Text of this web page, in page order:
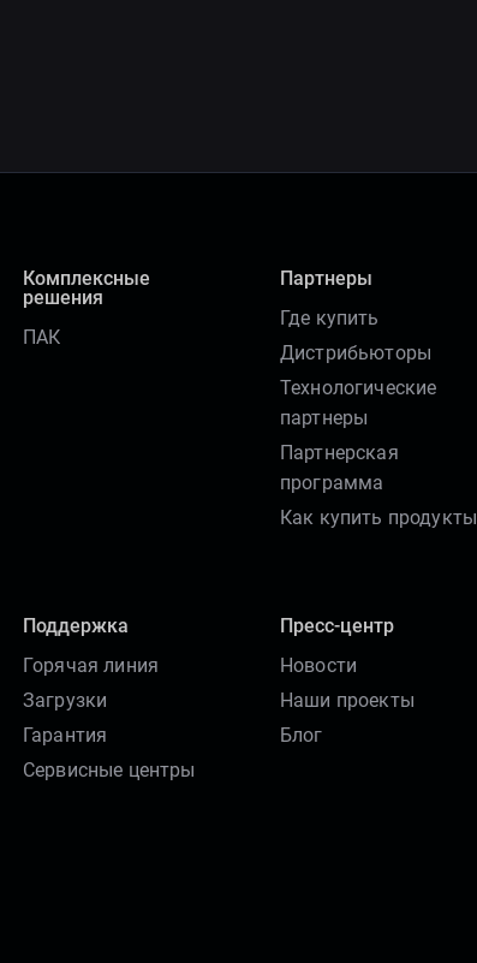
Комплексные
решения
ПАК
Партнеры
Где купить
Дистрибьюторы
Технологические
партнеры
Партнерская
программа
Как купить продукты
Поддержка
Горячая линия
Загрузки
Гарантия
Сервисные центры
Пресс-центр
Новости
Наши проекты
Блог